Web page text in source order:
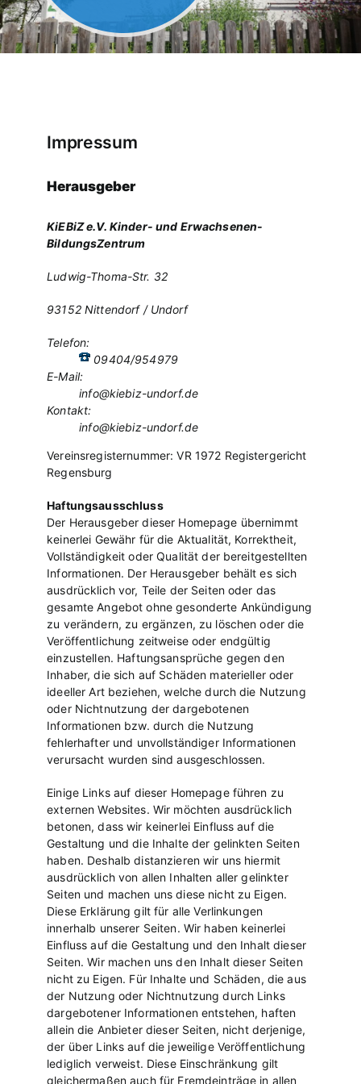
Impressum
Herausgeber
KiEBiZ e.V. Kinder- und Erwachsenen-
BildungsZentrum
Ludwig-Thoma-Str. 32
93152 Nittendorf / Undorf
Telefon:
09404/954979
E-Mail:
info@kiebiz-undorf.de
Kontakt:
info@kiebiz-undorf.de
Vereinsregisternummer: VR 1972 Registergericht
Regensburg
Haftungsausschluss
Der Herausgeber dieser Homepage übernimmt
keinerlei Gewähr für die Aktualität, Korrektheit,
Vollständigkeit oder Qualität der bereitgestellten
Informationen. Der Herausgeber behält es sich
ausdrücklich vor, Teile der Seiten oder das
gesamte Angebot ohne gesonderte Ankündigung
zu verändern, zu ergänzen, zu löschen oder die
Veröffentlichung zeitweise oder endgültig
einzustellen. Haftungsansprüche gegen den
Inhaber, die sich auf Schäden materieller oder
ideeller Art beziehen, welche durch die Nutzung
oder Nichtnutzung der dargebotenen
Informationen bzw. durch die Nutzung
fehlerhafter und unvollständiger Informationen
verursacht wurden sind ausgeschlossen.
Einige Links auf dieser Homepage führen zu
externen Websites. Wir möchten ausdrücklich
betonen, dass wir keinerlei Einfluss auf die
Gestaltung und die Inhalte der gelinkten Seiten
haben. Deshalb distanzieren wir uns hiermit
ausdrücklich von allen Inhalten aller gelinkter
Seiten und machen uns diese nicht zu Eigen.
Diese Erklärung gilt für alle Verlinkungen
innerhalb unserer Seiten. Wir haben keinerlei
Einfluss auf die Gestaltung und den Inhalt dieser
Seiten. Wir machen uns den Inhalt dieser Seiten
nicht zu Eigen. Für Inhalte und Schäden, die aus
der Nutzung oder Nichtnutzung durch Links
dargebotener Informationen entstehen, haften
allein die Anbieter dieser Seiten, nicht derjenige,
der über Links auf die jeweilige Veröffentlichung
lediglich verweist. Diese Einschränkung gilt
gleichermaßen auch für Fremdeinträge in allen